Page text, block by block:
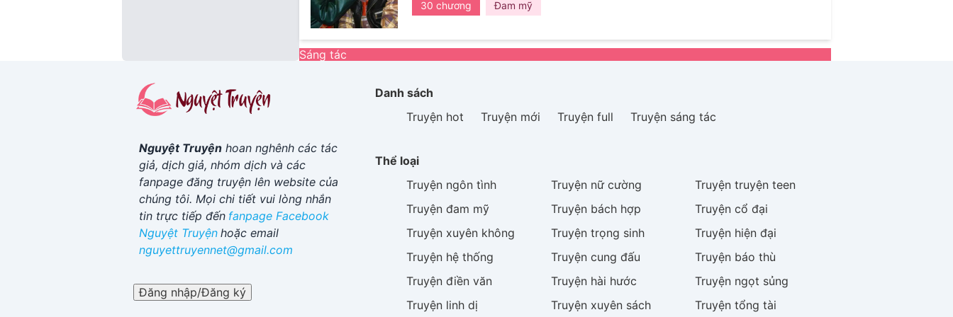
người ngoan ngoãn, mềm mại như ánh nắng đầu hè.
đêm ôn thi, cùng trải qua những rung động đầu đời mà chẳng ai dám gọi tên. Đây
khác.
30 chương Đam mỹ
Sáng tác
Nguyệt Truyện hoan nghênh các tác
giả, dịch giả, nhóm dịch và các
fanpage đăng truyện lên website của
chúng tôi. Mọi chi tiết vui lòng nhắn
tin trực tiếp đến fanpage Facebook
Nguyệt Truyện hoặc email
nguyettruyennet@gmail.com
Đăng nhập/Đăng ký
Danh sách
Truyện hot
Truyện mới Truyện full Truyện sáng tác
Thể loại
Truyện ngôn tình Truyện nữ cường Truyệntruyện teen
Truyệnđam mỹ Truyện bách hợp Truyệncổ đại
Truyện xuyên không Truyện trọng sinh Truyện hiện đại
Truyện hệ thống Truyện cung đấu Truyện báo thù
Truyệnđiền văn Truyện hài hước Truyện ngọt sủng
Truyện linh dị Truyện xuyên sách Truyệntổng tài